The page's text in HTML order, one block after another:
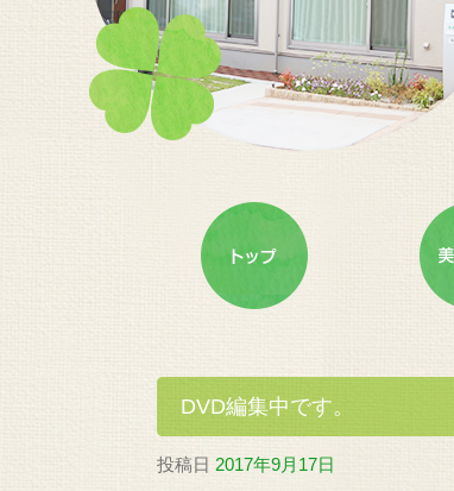
DVD編集中です。
投稿日 2017年9月17日